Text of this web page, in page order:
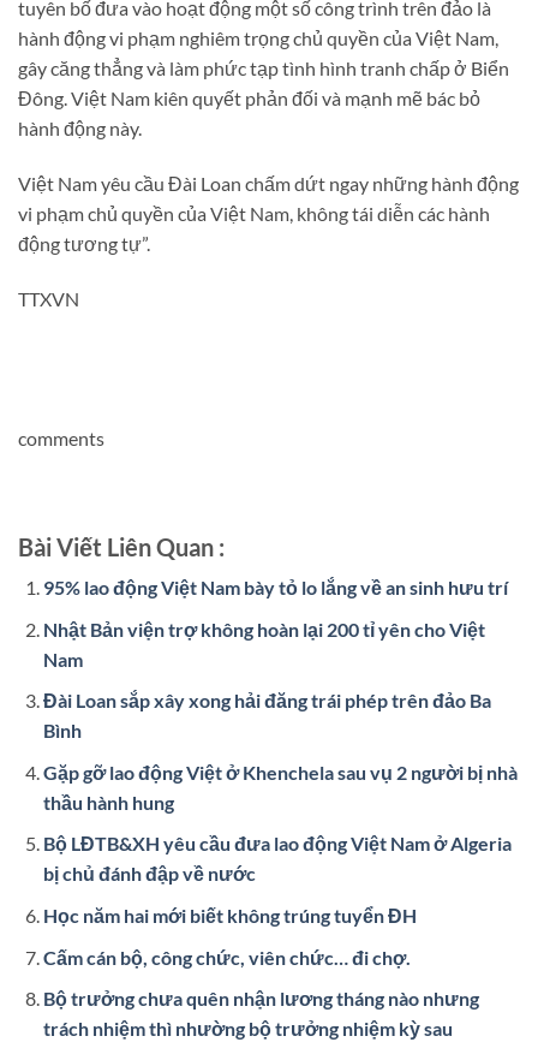
tuyên bố đưa vào hoạt động một số công trình trên đảo là
hành động vi phạm nghiêm trọng chủ quyền của Việt Nam,
gây căng thẳng và làm phức tạp tình hình tranh chấp ở Biển
Đông. Việt Nam kiên quyết phản đối và mạnh mẽ bác bỏ
hành động này.
Việt Nam yêu cầu Đài Loan chấm dứt ngay những hành động
vi phạm chủ quyền của Việt Nam, không tái diễn các hành
động tương tự”.
TTXVN
comments
Bài Viết Liên Quan :
95% lao động Việt Nam bày tỏ lo lắng về an sinh hưu trí
Nhật Bản viện trợ không hoàn lại 200 tỉ yên cho Việt
Nam
Đài Loan sắp xây xong hải đăng trái phép trên đảo Ba
Bình
Gặp gỡ lao động Việt ở Khenchela sau vụ 2 người bị nhà
thầu hành hung
Bộ LĐTB&XH yêu cầu đưa lao động Việt Nam ở Algeria
bị chủ đánh đập về nước
Học năm hai mới biết không trúng tuyển ĐH
Cấm cán bộ, công chức, viên chức… đi chợ.
Bộ trưởng chưa quên nhận lương tháng nào nhưng
trách nhiệm thì nhường bộ trưởng nhiệm kỳ sau